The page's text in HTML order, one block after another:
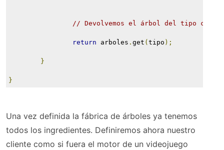
// Devolvemos el árbol del tipo
return arboles . get ( tipo );
}
}
Una vez definida la fábrica de árboles ya tenemos
todos los ingredientes. Definiremos ahora nuestro
cliente como si fuera el motor de un videojuego